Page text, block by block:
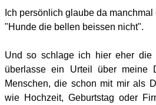
Ich persönlich glaube da
"Hunde die bellen beissen nicht".
Und so schlage ich hier eher die
überlasse ein Urteil über meine
Menschen, die schon mit mir als
wie Hochzeit, Geburtstag oder